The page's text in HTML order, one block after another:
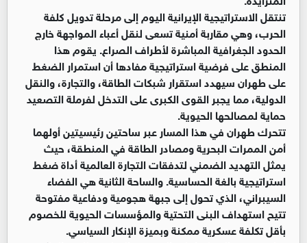
تنتقل الاستراتيجية الإيرانية اليوم إلى مرحلة تدويل كلفة
الحرب، وهي مقاربة أمنية تسعى لنقل أعباء المواجهة خارج
الحدود الجغرافية المباشرة لأطراف الصراع. يقوم هذا
المنطق على فرضية استراتيجية مفادها أن استمرار الضغط
على طهران سيهدد استقرار شبكات الطاقة، والتجارة، والنقل
الدولية، مما يجبر القوى الكبرى على التدخل لفرملة التصعيد
حماية لمصالحها الحيوية.
تتحرك طهران في هذا المسار عبر ساحتين رئيسيتين أولهما
أمن الممرات البحرية ومصادر الطاقة في المنطقة، حيث
يمثل التهديد الضمني لتدفقات التجارة العالمية أداة ضغط
استراتيجية بالغة الحساسية. والساحة الثانية هي الفضاء
السيبراني، الذي تحول إلى جبهة هجومية ودفاعية مفتوحة
تتيح استهداف البنى التحتية والمؤسسات الحيوية للخصوم
بأقل تكلفة عسكرية ممكنة وبميزة الإنكار السياسي.